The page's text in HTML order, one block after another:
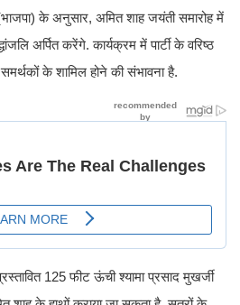
(भाजपा) के अनुसार, अमित शाह जयंती समारोह में
अर्पित करेंगे. कार्यक्रम में पार्टी के वरिष्ठ
के शामिल होने की संभावना है.
125 फीट ऊंची श्यामा प्रसाद मुखर्जी